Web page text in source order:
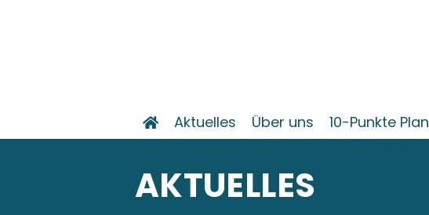
Aktuelles Über uns 10-Punkte Plan
AKTUELLES